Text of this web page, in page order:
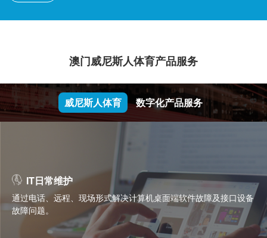
澳门威尼斯人体育产品服务
威尼斯人体育 数字化产品服务
IT日常维护
通过电话、远程、现场形式解决计算机桌面端软件故障及接口设备
故障问题。